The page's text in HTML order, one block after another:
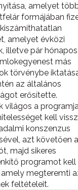
amelyet
formájában
amelyet évközi
illetve pár hónapos
más
törvénybe
az általános
erősítette.
világos a
kell
konszenzus
azt követően
majd sikeres
programot kell
megteremti
feltételeit.